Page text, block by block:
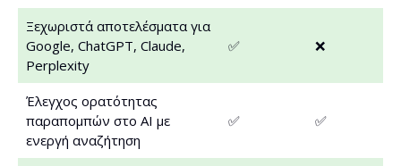
Ξεχωριστά αποτελέσματα για
Google, ChatGPT, Claude,
Perplexity
✅ ❌
Έλεγχος ορατότητας
παραπομπών στο AI με
ενεργή αναζήτηση
✅ ✅